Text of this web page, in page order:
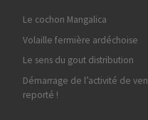
Le cochon Mangalica
Volaille fermière ardéchoise
Le sens du gout distribution
Démarrage de l’activité de
reporté !